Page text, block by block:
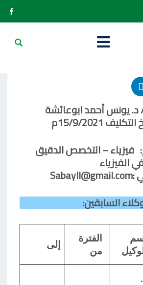
د. يونس أحمد ابوعائشة
15/9/2021م
فيزياء – التخصص الدقيق
في الفيزياء
:
Sabayll@gmail.com
السابقين:
الفترة
من
إلى